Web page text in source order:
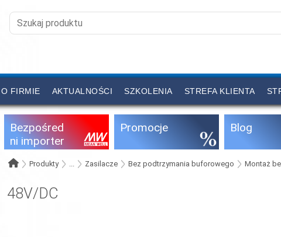
O FIRMIE AKTUALNOŚCI SZKOLENIA STREFA KLIENTA
Bezpośred
ni importer
Promocje Blog
Produkty ... Zasilacze Bez podtrzymania buforowego Montaż
48V/DC